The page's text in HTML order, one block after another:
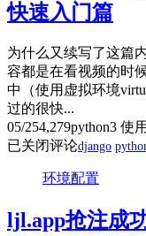
快速入门篇
为什么又续写了这篇
容都是在看视频的时
中（使用虚拟环境
过的很快...
05/254,279python3 使
已关闭评论django
环境配置
ljl.app抢注成